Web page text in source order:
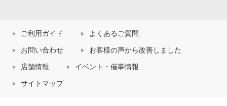
ご利用ガイド よくあるご質問
お問い合わせ お客様の声から改善しました
店舗情報 イベント・催事情報
サイトマップ